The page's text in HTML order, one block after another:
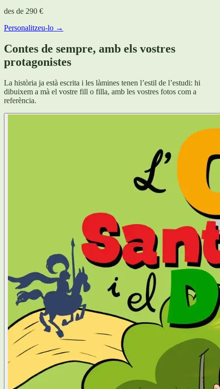
des de 290 €
Personalitzeu-lo →
Contes de sempre, amb els vostres
protagonistes
La història ja està escrita i les làmines tenen l’estil de l’estudi: hi
dibuixem a mà el vostre fill o filla, amb les vostres fotos com a
referència.